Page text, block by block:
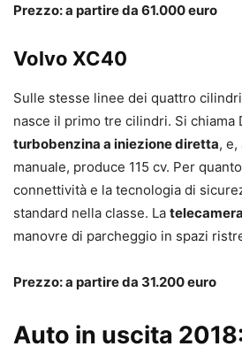
Prezzo: a partire da 61.000 euro
Volvo XC40
Sulle stesse linee dei quattro
nasce il primo tre cilindri. Si chiama
turbobenzina a iniezione diretta, e,
manuale, produce 115 cv. Per
connettività e la tecnologia di
standard nella classe. La
manovre di parcheggio in spazi
Prezzo: a partire da 31.200 euro
Auto in uscita